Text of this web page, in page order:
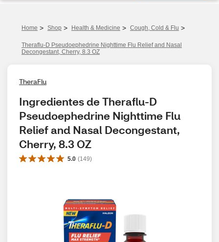
Home > Shop > Health & Medicine > Cough, Cold & Flu >
Theraflu-D Pseudoephedrine Nighttime Flu Relief and Nasal
Decongestant, Cherry, 8.3 OZ
TheraFlu
Ingredientes de Theraflu-D
Pseudoephedrine Nighttime Flu
Relief and Nasal Decongestant,
Cherry, 8.3 OZ
5.0 (149)